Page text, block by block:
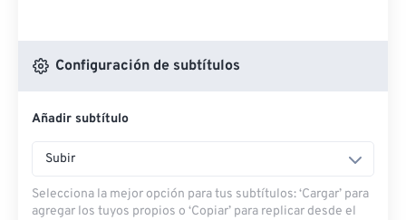
Configuración de subtítulos
Añadir subtítulo
Subir
Selecciona la mejor opción para tus subtítulos: ‘Cargar’ para
agregar los tuyos propios o ‘Copiar’ para replicar desde el